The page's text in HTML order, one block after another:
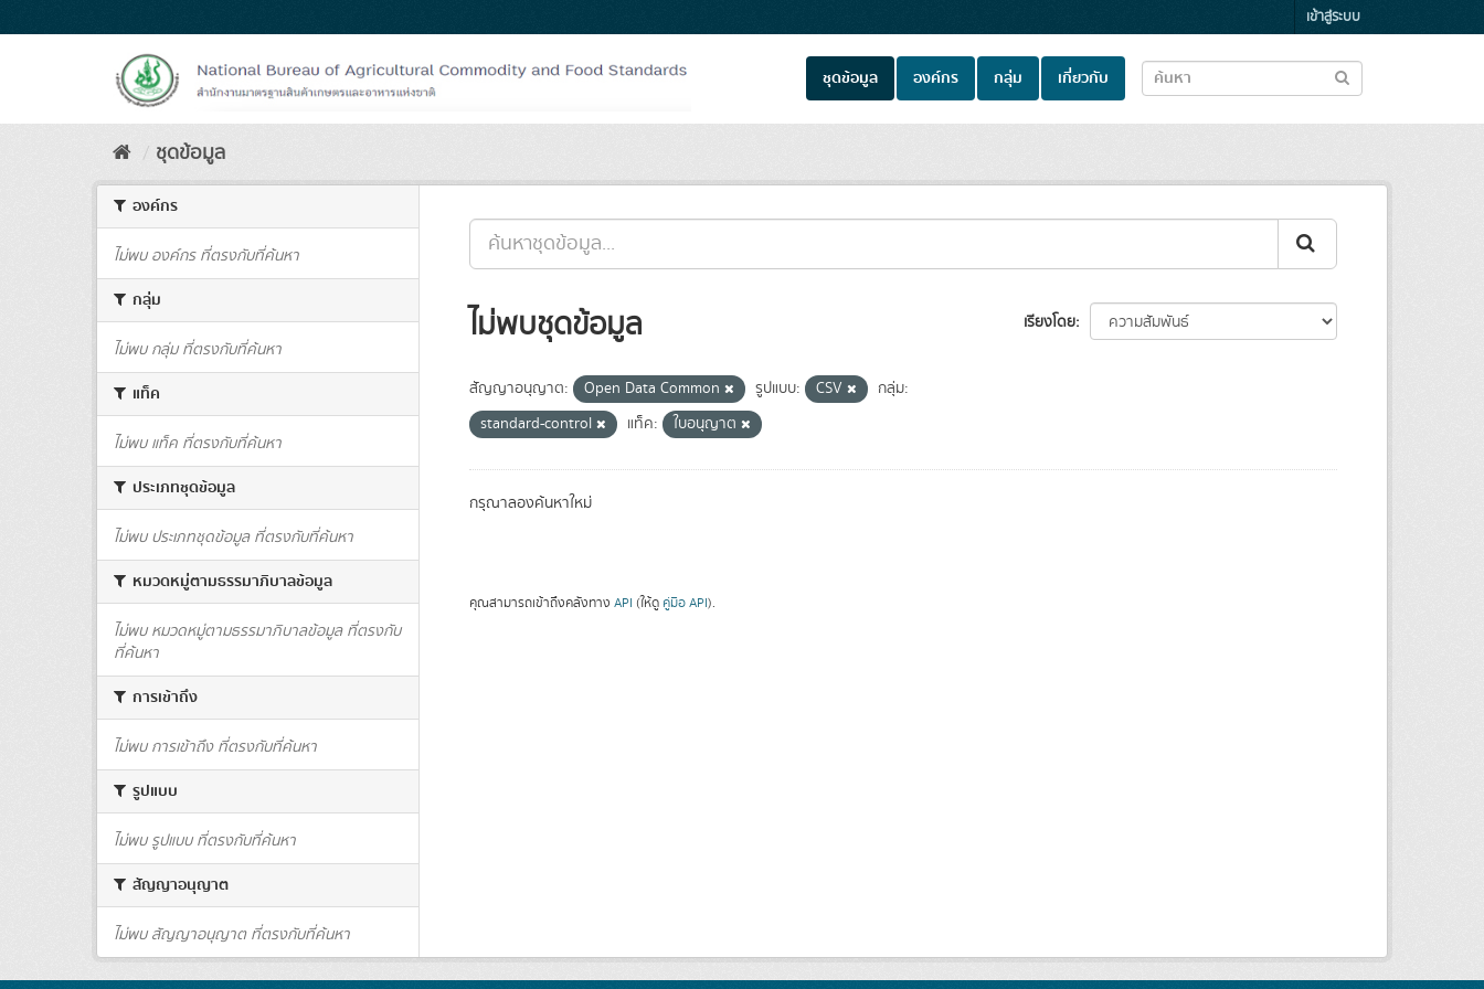
to
เข้าสู่ระบบ
ชุดข้อมูล องค์กร กลุ่ม เกี่ยวกับ
ชุดข้อมูล
องค์กร
ไม่พบ องค์กร ที่ตรงกับที่ค้นหา
กลุ่ม
ไม่พบ กลุ่ม ที่ตรงกับที่ค้นหา
แท็ค
ไม่พบ แท็ค ที่ตรงกับที่ค้นหา
ประเภทชุดข้อมูล
ไม่พบ ประเภทชุดข้อมูล ที่ตรงกับที่ค้นหา
หมวดหมู่ตามธรรมาภิบาลข้อมูล
ไม่พบ หมวดหมู่ตามธรรมาภิบาลข้อมูล ที่ตรงกับ
ที่ค้นหา
การเข้าถึง
ไม่พบ การเข้าถึง ที่ตรงกับที่ค้นหา
รูปแบบ
ไม่พบ รูปแบบ ที่ตรงกับที่ค้นหา
สัญญาอนุญาต
ไม่พบ สัญญาอนุญาต ที่ตรงกับที่ค้นหา
เรียงโดย
ไม่พบชุดข้อมูล
สัญญาอนุญาต: Open Data Common รูปแบบ: CSV
กลุ่ม:
standard-control
แท็ค: ใบอนุญาต
กรุณาลองค้นหาใหม่
คุณสามารถเข้าถึงคลังทาง API (ให้ดู คู่มือ API).